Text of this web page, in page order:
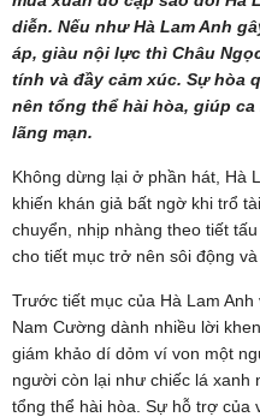
diễn. Nếu như Hà Lam Anh
áp, giàu nội lực thì Châu
tính và đầy cảm xúc. Sự hòa
nên tổng thể hài hòa, giúp
lãng mạn.
Không dừng lại ở phần hát, Hà
khiến khán giả bất ngờ khi trổ
chuyển, nhịp nhàng theo tiết
cho tiết mục trở nên sôi động
Trước tiết mục của Hà Lam
Nam Cường dành nhiều lời
giám khảo dí dỏm ví von một
người còn lại như chiếc lá xanh
tổng thể hài hòa. Sự hỗ trợ của